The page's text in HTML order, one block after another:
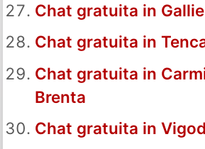
Chat gratuita in
Chat gratuita in
Chat gratuita in
Brenta
Chat gratuita in